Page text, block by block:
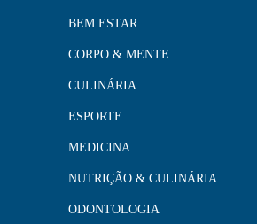
BEM ESTAR
CORPO & MENTE
CULINÁRIA
ESPORTE
MEDICINA
NUTRIÇÃO & CULINÁRIA
ODONTOLOGIA